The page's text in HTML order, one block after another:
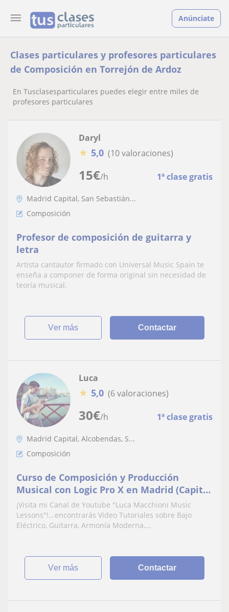
Anúnciate
Clases particulares y profesores particulares
de Composición en Torrejón de Ardoz
En Tusclasesparticulares puedes elegir entre miles de
profesores particulares
15€/h 1ª clase gratis
Daryl
★ 5,0 (10 valoraciones)
Madrid Capital, San Sebastián...
Composición
Profesor de composición de guitarra y
letra
Artista cantautor firmado con Universal Music Spain te
enseña a componer de forma original sin necesidad de
teoría musical.
ver más Contactar
30€/h 1ª clase gratis
Luca
★ 5,0 (6 valoraciones)
Madrid Capital, Alcobendas, S...
Composición
Curso de Composición y Producción
Musical con Logic Pro X en Madrid (Capital
y Provincia)
¡Visita mi Canal de Youtube "Luca Macchioni Music
Lessons"!...encontrarás Video Tutoriales sobre Bajo
Eléctrico, Guitarra, Armonía Moderna,...
ver más Contactar